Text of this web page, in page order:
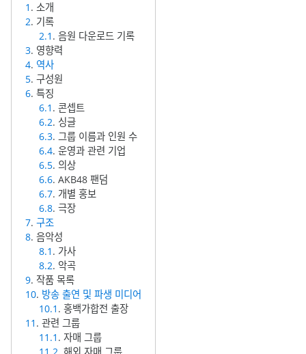
1 . 소개
2. 기록
2.1 . 음원 다운로드 기록
3. 영향력
4. 역사
5. 구성원
6. 특징
6.1 . 콘셉트
6.2. 싱글
6.3. 그룹 이름과 인원 수
6.4. 운영과 관련 기업
6.5. 의상
6.6. AKB48 팬덤
6.7. 개별 홍보
6.8. 극장
7.구조
8. 음악성
8.1 . 가사
8.2. 악곡
9. 작품 목록
10. 방송 출연 및 파생 미디어
10.1 . 홍백가합전 출장
11 . 관련 그룹
11.1 . 자매 그룹